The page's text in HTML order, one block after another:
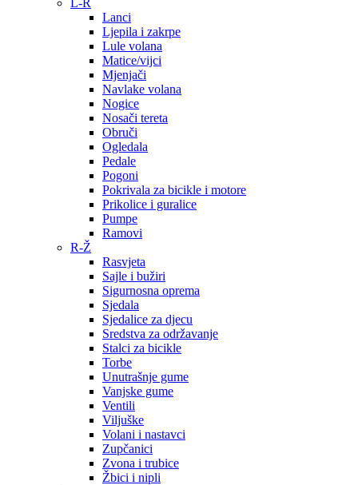
Lanci
Ljepila i zakrpe
Lule volana
Matice/vijci
Mjenjači
Navlake volana
Nogice
Nosači tereta
Obruči
Ogledala
Pedale
Pogoni
Pokrivala za bicikle i motore
Prikolice i guralice
Pumpe
Ramovi
R-Ž
Rasvjeta
Sajle i bužiri
Sigurnosna oprema
Sjedala
Sjedalice za djecu
Sredstva za održavanje
Stalci za bicikle
Torbe
Unutrašnje gume
Vanjske gume
Ventili
Viljuške
Volani i nastavci
Zupčanici
Zvona i trubice
Žbici i nipli